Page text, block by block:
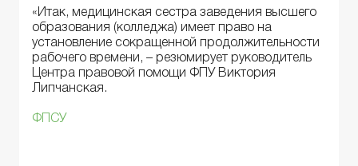
«Итак, медицинская сестра заведения высшего
образования (колледжа) имеет право на
установление сокращенной продолжительности
рабочего времени, – резюмирует руководитель
Центра правовой помощи ФПУ Виктория
Липчанская.
ФПСУ